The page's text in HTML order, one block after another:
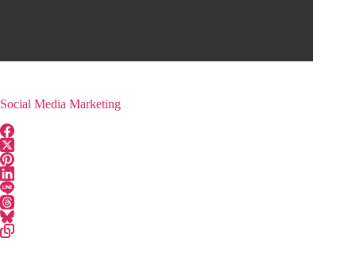
Social Media Marketing